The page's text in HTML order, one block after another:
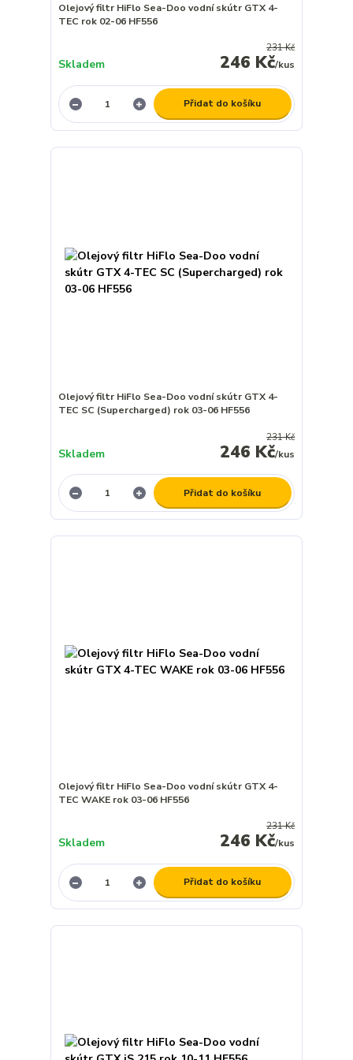
Olejový filtr HiFlo Sea-Doo vodní skútr GTX 4-
TEC rok 02-06 HF556
231 Kč
246 Kč/kus
Skladem
Přidat do košíku
Olejový filtr HiFlo Sea-Doo vodní skútr GTX 4-
TEC SC (Supercharged) rok 03-06 HF556
231 Kč
246 Kč/kus
Skladem
Přidat do košíku
Olejový filtr HiFlo Sea-Doo vodní skútr GTX 4-
TEC WAKE rok 03-06 HF556
231 Kč
246 Kč/kus
Skladem
Přidat do košíku